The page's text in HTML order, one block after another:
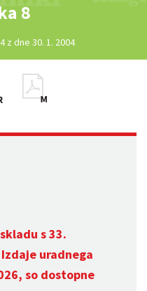
8
z dne 30. 1. 2004
s 33.
uradnega
so dostopne